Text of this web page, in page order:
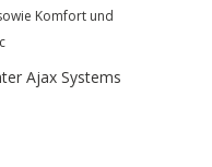
Komfort und
Ajax Systems